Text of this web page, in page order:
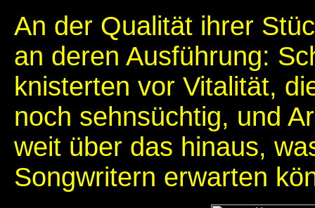
An der Qualität ihrer
an deren Ausführung:
knisterten vor Vitalität,
noch sehnsüchtig, und
weit über das hinaus,
Songwritern erwarten